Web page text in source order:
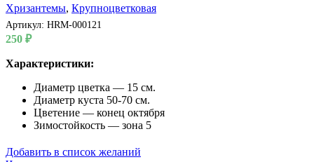
Хризантемы, Крупноцветковая
Артикул: HRM-000121
250 ₽
Характеристики:
Диаметр цветка — 15 см.
Диаметр куста 50-70 см.
Цветение — конец октября
Зимостойкость — зона 5
Добавить в список желаний